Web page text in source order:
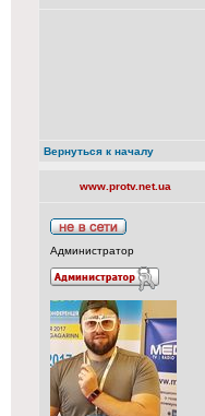
Вернуться к началу
www.protv.net.ua
Администратор